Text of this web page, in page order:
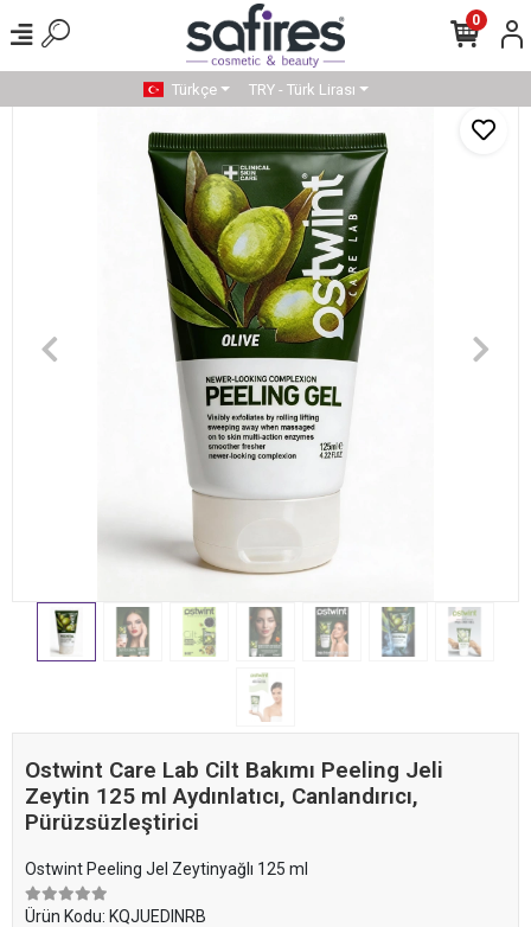
0
Türkçe TRY - Türk Lirası
Ostwint Care Lab Cilt Bakımı Peeling Jeli
Zeytin 125 ml Aydınlatıcı, Canlandırıcı,
Pürüzsüzleştirici
Ostwint Peeling Jel Zeytinyağlı 125 ml
Ürün Kodu: KQJUEDINRB